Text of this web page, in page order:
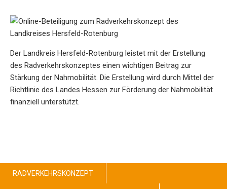
Der Landkreis Hersfeld-Rotenburg leistet mit der Erstellung
des Radverkehrskonzeptes einen wichtigen Beitrag zur
Stärkung der Nahmobilität. Die Erstellung wird durch Mittel der
Richtlinie des Landes Hessen zur Förderung der Nahmobilität
finanziell unterstützt.
RADVERKEHRSKONZEPT